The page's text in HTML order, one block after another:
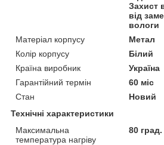
Захист
від
вологи
Матеріал корпусу
Метал
Колір корпусу
Білий
Країна виробник
Україна
Гарантійний термін
60 міс
Стан
Новий
Технічні характеристики
Максимальна
температура нагріву
80 град.